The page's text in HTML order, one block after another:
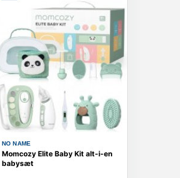
NO NAME
Momcozy Elite Baby Kit alt-i-en
babysæt